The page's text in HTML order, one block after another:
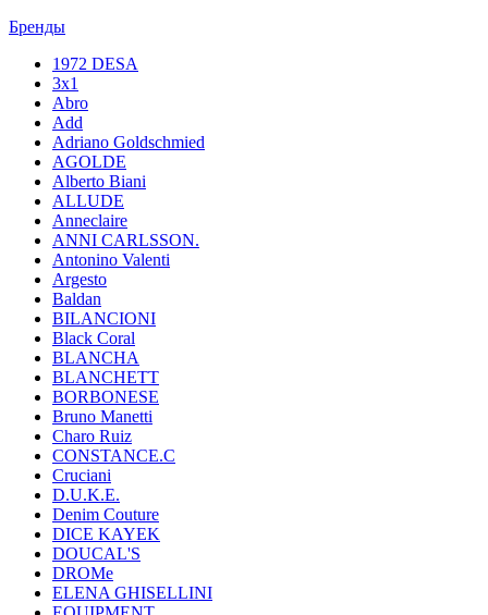
Бренды
1972 DESA
3x1
Abro
Add
Adriano Goldschmied
AGOLDE
Alberto Biani
ALLUDE
Anneclaire
ANNI CARLSSON.
Antonino Valenti
Argesto
Baldan
BILANCIONI
Black Coral
BLANCHA
BLANCHETT
BORBONESE
Bruno Manetti
Charo Ruiz
CONSTANCE.C
Cruciani
D.U.K.E.
Denim Couture
DICE KAYEK
DOUCAL'S
DROMe
ELENA GHISELLINI